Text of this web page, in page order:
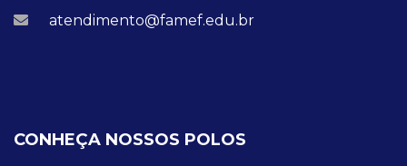
atendimento@famef.edu.br
CONHEÇA NOSSOS POLOS